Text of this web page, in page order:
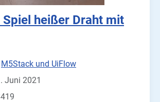
heißer Draht mit
M5Stack und UiFlow
Juni 2021